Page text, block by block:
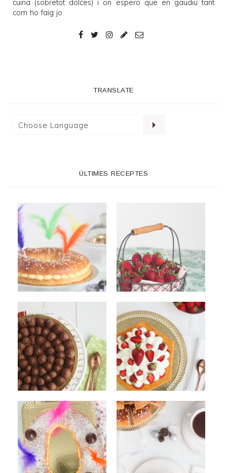
cuina (sobretot dolces) i on espero que en gaudiu tant
com ho faig jo.
TRANSLATE
ÚLTIMES RECEPTES